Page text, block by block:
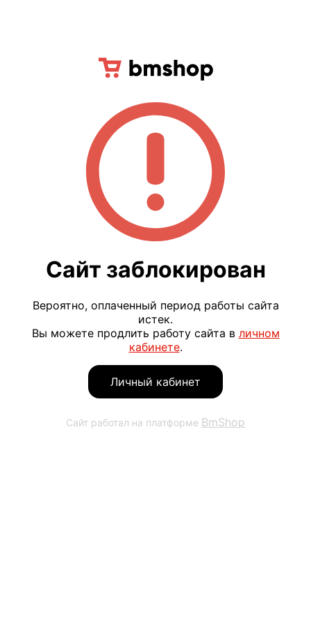
Сайт заблокирован
Вероятно, оплаченный период работы сайта
истек.
Вы можете продлить работу сайта в личном
кабинете.
Личный кабинет
Сайт работал на платформе BmShop